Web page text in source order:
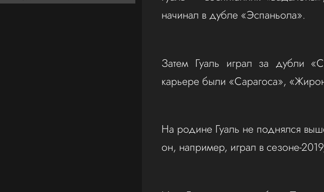
начинал в дубле «Эспаньола».
Затем Гуаль играл за дубли
карьере были «Сарагоса»,
На родине Гуаль не поднялся
он, например, играл в сезоне-